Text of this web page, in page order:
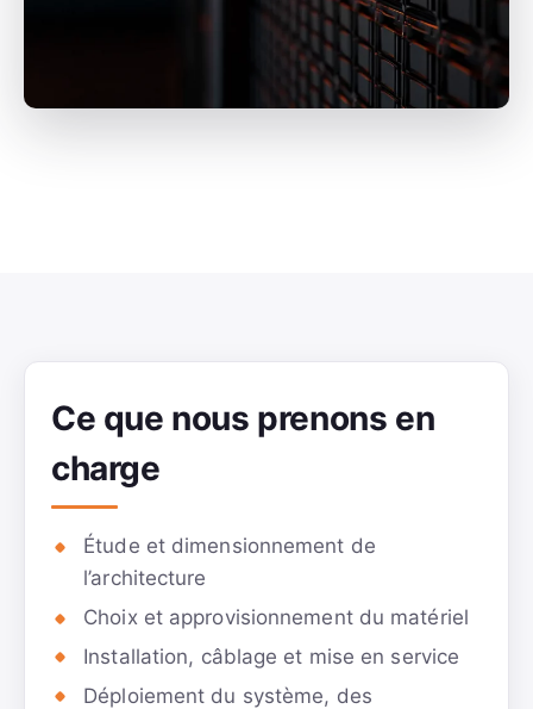
Ce que nous prenons en
charge
Étude et dimensionnement de
l’architecture
Choix et approvisionnement du matériel
Installation, câblage et mise en service
Déploiement du système, des